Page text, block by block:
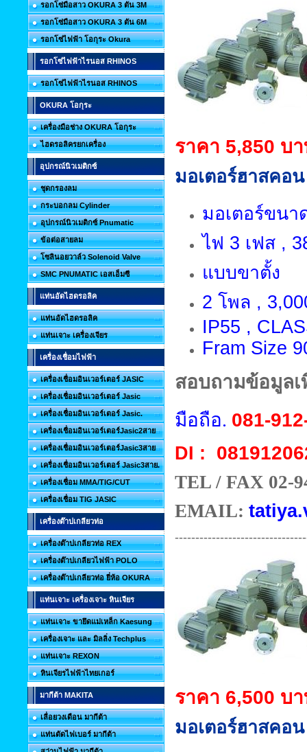
รอกโซ่มือสาว OKURA 3 ตัน 3M
รอกโซ่มือสาว OKURA 3 ตัน 6M
รอกโซ่ไฟฟ้า โอกุระ Okura
รอกโซ่ไฟฟ้าไรนอส RHINOS
รอกโซ่ไฟฟ้าไรนอส RHINOS
OKURA โอกุระ
เครื่องมือช่าง OKURA โอกุระ
ไฮดรอลิครยกเครื่อง
อุปกรณ์นิวเมติกซ์
ชุดกรองลม
กระบอกลม Cylinder
อุปกรณ์นิวเมติกซ์ Pnumatic
ข้อต่อสายลม
โซลินอยวาล์ว Solenoid Valve
SMC PNUMATIC เอสเอ็มซี
แท่นอัดไฮดรอลิค
แท่นอัดไฮดรอลิค
แท่นเจาะ เครื่องเจียร
เครื่องเชื่อมไฟฟ้า
เครื่องเชื่อมอินเวอร์เตอร์ JASIC
เครื่องเชื่อมอินเวอร์เตอร์ Jasic
เครื่องเชื่อมอินเวอร์เตอร์ Jasic.
เครื่องเชื่อมอินเวอร์เตอร์Jasic2สาย
เครื่องเชื่อมอินเวอร์เตอร์Jasic3สาย
เครื่องเชื่อมอินเวอร์เตอร์ Jasic3สาย.
เครื่องเชื่อม MMA/TIG/CUT
เครื่องเชื่อม TIG JASIC
เครื่องต๊าปเกลียวท่อ
เครื่องต๊าปเกลียวท่อ REX
เครื่องต๊าปเกลียวไฟฟ้า POLO
เครื่องต๊าปเกลียวท่อ ยี่ห้อ OKURA
แท่นเจาะ เครื่องเจาะ หินเจียร
แท่นเจาะ ขายึดแม่เหล็ก Kaesung
เครื่องเจาะ และ มิลลิ่ง Techplus
แท่นเจาะ REXON
หินเจียรไฟฟ้าไทยเกอร์
มากีต้า MAKITA
เลื่อยวงเดือน มากีต้า
แท่นตัดไฟเบอร์ มากีต้า
ราคา 5,850 บ
มอเตอร์ฮาสคอ
มอเตอร์ขนา
ไฟ 3 เฟส ,
แบบขาตั้ง
2 โพล ,
IP55 ,
Fram Size
สอบถามข้อมูลเ
มือถือ. 081-
DI :
TEL / FAX 02-
EMAIL: tatiya.
ราคา 6,500 บ
มอเตอร์ฮาสคอ